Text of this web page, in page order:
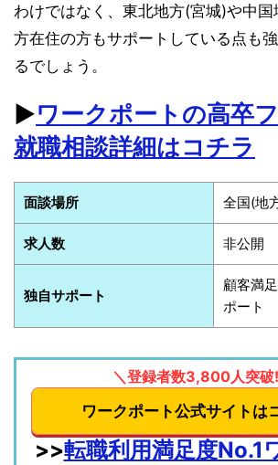
わけではなく、東北地方(宮城)や中
方在住の方もサポートしている点も
るでしょう。
▶︎ワークポートの高卒
就職相談詳細はコチラ
面談場所 全国(地
求人数 非公開
独自サポート
顧客満
ポート
＼登録者数3,800人突破
ワークポート公式サイトは
>>転職利用満足度No.1